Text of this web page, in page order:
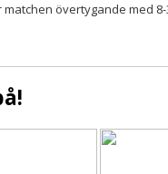
övertygande med